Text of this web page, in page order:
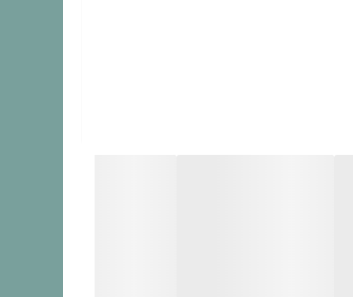
رقبای اروپایی خود می کند می توان به کیفیت بالای